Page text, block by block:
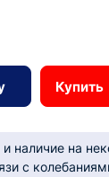
Купить
наличие на
с